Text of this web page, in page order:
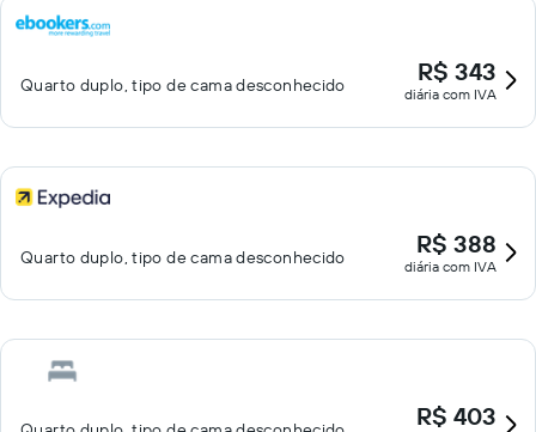
Quarto duplo, tipo de cama desconhecido R$ 343
diária com IVA
Quarto duplo, tipo de cama desconhecido R$ 388
diária com IVA
R$ 403